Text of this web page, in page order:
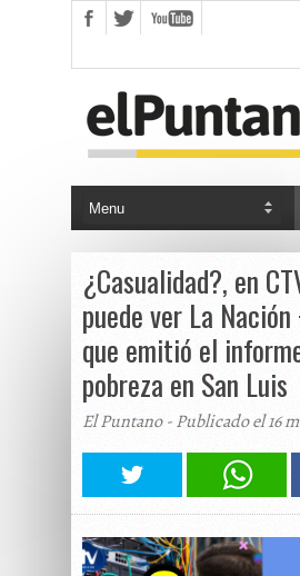
¿Casualidad?, en
puede ver La
que emitió el
pobreza en San Luis
El Puntano - Publicado el 16